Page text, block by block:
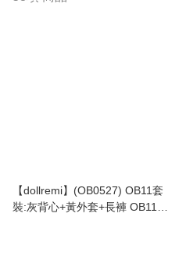
【dollremi】(OB0527) OB11套
裝:灰背心+黃外套+長褲 OB11